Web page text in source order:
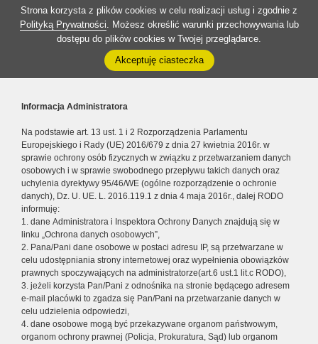
Strona korzysta z plików cookies w celu realizacji usług i zgodnie z
Polityką Prywatności. Możesz określić warunki przechowywania lub
dostępu do plików cookies w Twojej przeglądarce.
Akceptuję ciasteczka
Informacja Administratora
Na podstawie art. 13 ust. 1 i 2 Rozporządzenia Parlamentu
Europejskiego i Rady (UE) 2016/679 z dnia 27 kwietnia 2016r. w
sprawie ochrony osób fizycznych w związku z przetwarzaniem danych
osobowych i w sprawie swobodnego przepływu takich danych oraz
uchylenia dyrektywy 95/46/WE (ogólne rozporządzenie o ochronie
danych), Dz. U. UE. L. 2016.119.1 z dnia 4 maja 2016r., dalej RODO
informuję:
1. dane Administratora i Inspektora Ochrony Danych znajdują się w
linku „Ochrona danych osobowych”,
2. Pana/Pani dane osobowe w postaci adresu IP, są przetwarzane w
celu udostępniania strony internetowej oraz wypełnienia obowiązków
prawnych spoczywających na administratorze(art.6 ust.1 lit.c RODO),
3. jeżeli korzysta Pan/Pani z odnośnika na stronie będącego adresem
e-mail placówki to zgadza się Pan/Pani na przetwarzanie danych w
celu udzielenia odpowiedzi,
4. dane osobowe mogą być przekazywane organom państwowym,
organom ochrony prawnej (Policja, Prokuratura, Sąd) lub organom